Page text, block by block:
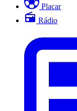
Placar
Rádio